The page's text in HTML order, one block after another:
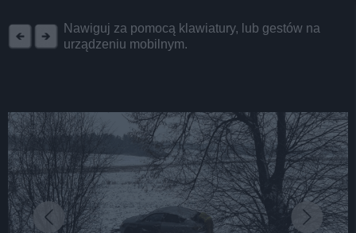
Nawiguj za pomocą klawiatury, lub gestów na
urządzeniu mobilnym.